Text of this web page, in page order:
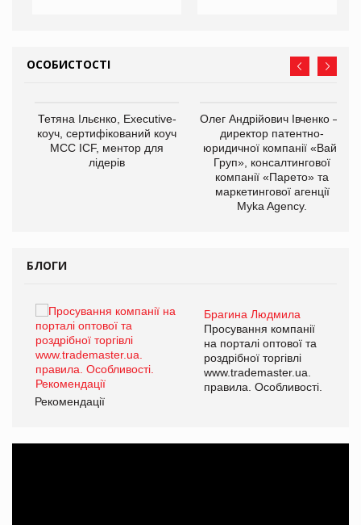
ОСОБИСТОСТІ
Тетяна Ільєнко, Executive-
коуч, сертифікований коуч
МСС ICF, ментор для
лідерів
Олег Андрійович Івченко —
директор патентно-
юридичної компанії «Вайз
Груп», консалтингової
компанії «Парето» та
маркетингової агенції
Myka Agency.
БЛОГИ
Брагина Людмила
Просування компанії
на порталі оптової та
роздрібної торгівлі
www.trademaster.ua.
правила. Особливості.
Рекомендації